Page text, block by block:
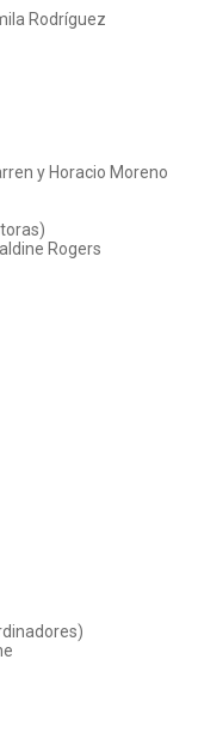
Rodríguez
y Horacio Moreno
Rogers